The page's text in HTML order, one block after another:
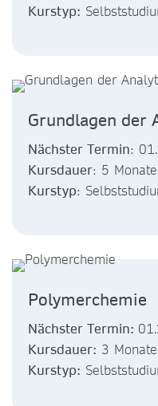
Kurstyp:
Grundlagen der
Nächster Termin:
Kursdauer: 5 Monate
Kurstyp:
Polymerchemie
Nächster Termin:
Kursdauer: 3 Monate
Kurstyp: